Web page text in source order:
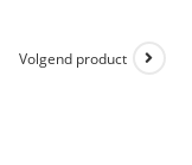
Volgend product